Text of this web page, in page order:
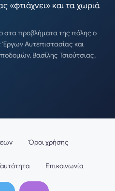
«φτιάχνει» και τα χωριά
στα προβλήματα της πόλης ο
Έργων Αυτεπιστασίας και
Βασίλης Τσιούτσιας,
Όροι χρήσης
Επικοινωνία